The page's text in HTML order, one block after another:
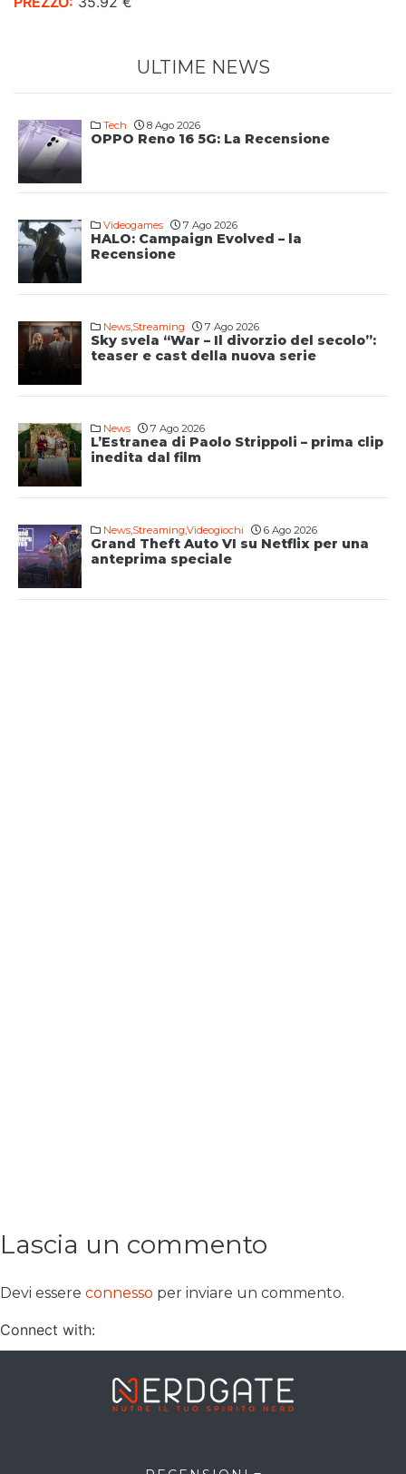
ULTIME NEWS
Tech 8 Ago 2026
OPPO Reno 16 5G: La Recensione
Videogames 7 Ago 2026
HALO: Campaign Evolved – la
Recensione
News,Streaming 7 Ago 2026
Sky svela “War – Il divorzio del secolo”:
teaser e cast della nuova serie
News 7 Ago 2026
L’Estranea di Paolo Strippoli – prima clip
inedita dal film
News,Streaming,Videogiochi 6 Ago 2026
Grand Theft Auto VI su Netflix per una
anteprima speciale
Lascia un commento
Devi essere connesso per inviare un commento.
Connect with: